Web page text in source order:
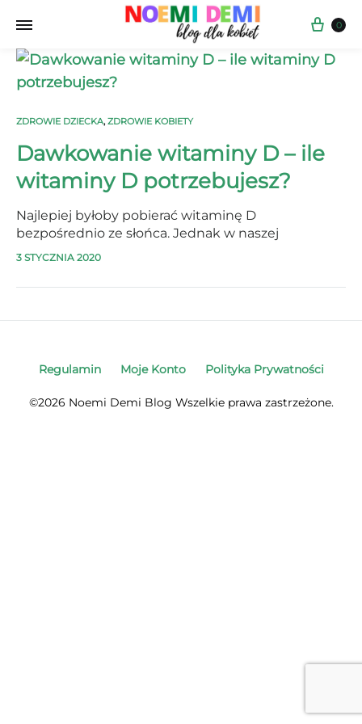
0
ZDROWIE DZIECKA,ZDROWIE KOBIETY
Dawkowanie witaminy D – ile
witaminy D potrzebujesz?
Najlepiej byłoby pobierać witaminę D
bezpośrednio ze słońca. Jednak w naszej
szerokości geograficznej w miesiącach jesienno-
witaminy D jest po prostu koniecznie dla
Zobacz dlaczego witamina D jest ważna dla…
3 STYCZNIA 2020
©2026 Noemi Demi Blog Wszelkie prawa zastrzeżone.
Regulamin Moje Konto Polityka Prywatności